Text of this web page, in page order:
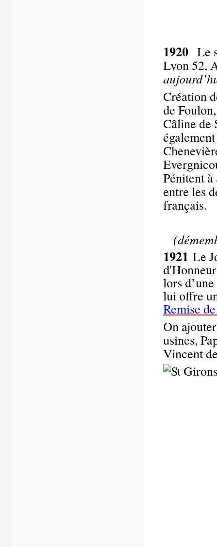
1920 Le
Lyon 52,
Création
de
Câline de
Pénitent
entre les
français.
1921 Le
lors
lui offre
Remise
On
usines,
Vincent